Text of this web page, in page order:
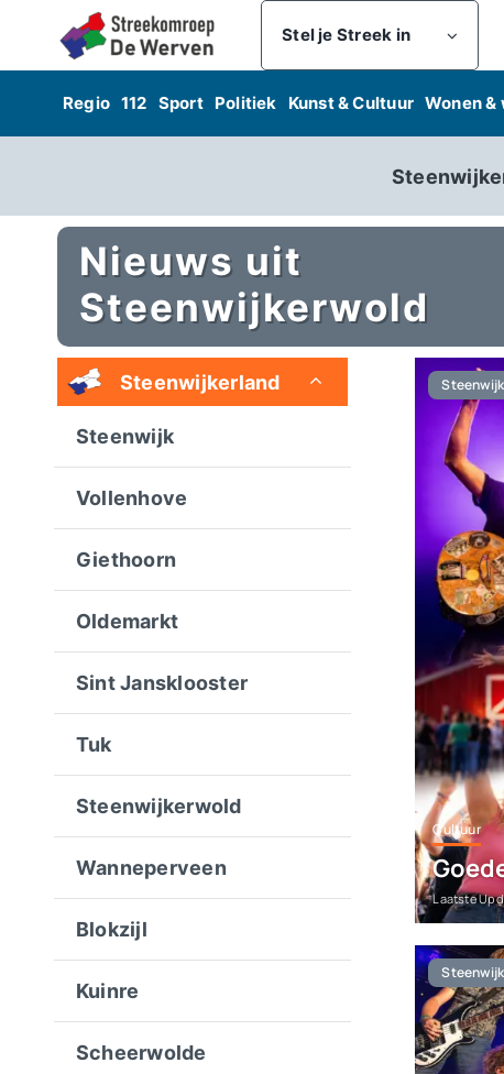
Stel je Streek in
Regio 112 Sport Politiek Kunst & Cultuur Wonen &
Nieuws uit
Steenwijkerwold
Steenwijkerland
Steenwijk
Vollenhove
Giethoorn
Oldemarkt
Sint Jansklooster
Tuk
Steenwijkerwold
Wanneperveen
Blokzijl
Kuinre
Scheerwolde
Cultuur
Laatste